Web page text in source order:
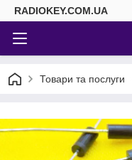
RADIOKEY.COM.UA
Товари та послуги